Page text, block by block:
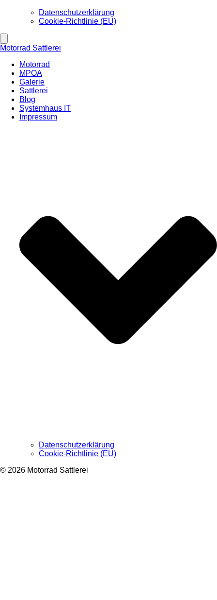
Datenschutzerklärung
Cookie-Richtlinie (EU)
Motorrad Sattlerei
Motorrad
MPOA
Galerie
Sattlerei
Blog
Systemhaus IT
Impressum
Datenschutzerklärung
Cookie-Richtlinie (EU)
© 2026 Motorrad Sattlerei